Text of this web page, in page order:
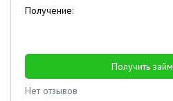
Получение:
Получить займ
Нет отзывов